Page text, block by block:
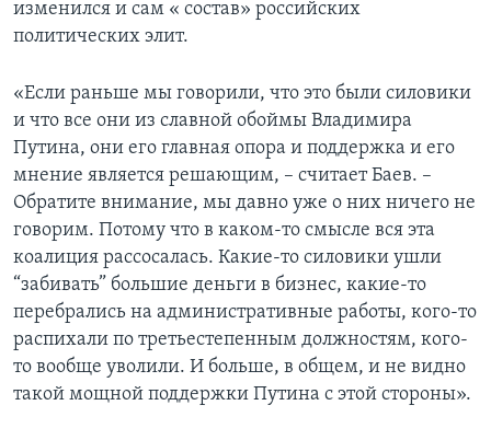
изменился и сам « состав» российских
политических элит.
«Если раньше мы говорили, что это были силовики
и что все они из славной обоймы Владимира
Путина, они его главная опора и поддержка и его
мнение является решающим, – считает Баев. –
Обратите внимание, мы давно уже о них ничего не
говорим. Потому что в каком-то смысле вся эта
коалиция рассосалась. Какие-то силовики ушли
“забивать” большие деньги в бизнес, какие-то
перебрались на административные работы, кого-то
распихали по третьестепенным должностям, кого-
то вообще уволили. И больше, в общем, и не видно
такой мощной поддержки Путина с этой стороны».